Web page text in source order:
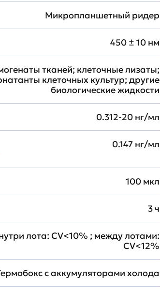
Микропланшетный ридер
450 ± 10 нм
тканей; клеточные лизаты;
клеточных культур; другие
биологические жидкости
0.312-20 нг/мл
0.147 нг/мл
100 мкл
3 ч
лота: CV<10% ; между лотами:
CV<12%
с аккумуляторами холода